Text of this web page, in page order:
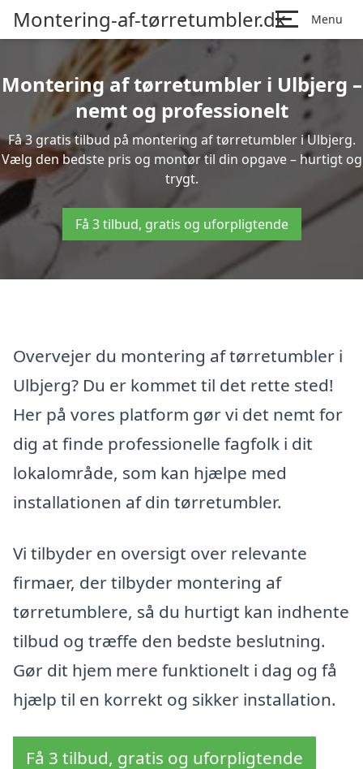
Montering-af-tørretumbler.dk Menu
Montering af tørretumbler i Ulbjerg –
nemt og professionelt
Få 3 gratis tilbud på montering af tørretumbler i Ulbjerg.
Vælg den bedste pris og montør til din opgave – hurtigt og
trygt.
Få 3 tilbud, gratis og uforpligtende
Overvejer du montering af tørretumbler i
Ulbjerg? Du er kommet til det rette sted!
Her på vores platform gør vi det nemt for
dig at finde professionelle fagfolk i dit
lokalområde, som kan hjælpe med
installationen af din tørretumbler.
Vi tilbyder en oversigt over relevante
firmaer, der tilbyder montering af
tørretumblere, så du hurtigt kan indhente
tilbud og træffe den bedste beslutning.
Gør dit hjem mere funktionelt i dag og få
hjælp til en korrekt og sikker installation.
Få 3 tilbud, gratis og uforpligtende